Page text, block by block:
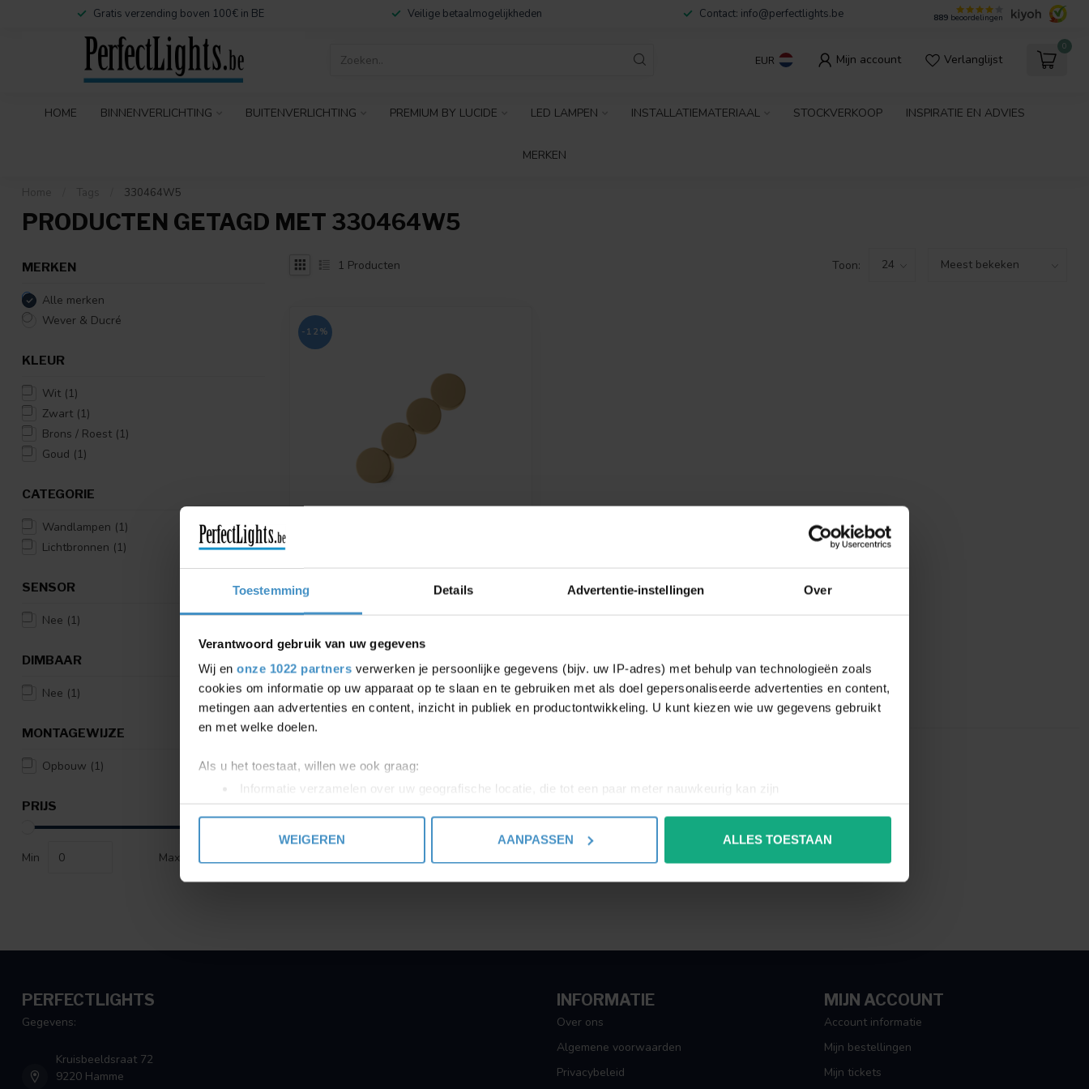
Toestemming Details Advertentie-instellingen Over
Verantwoord gebruik van uw gegevens
Wij en onze 1022 partners verwerken je persoonlijke gegevens (bijv. uw IP-adres) met behulp van technologieën zoals
cookies om informatie op uw apparaat op te slaan en te gebruiken met als doel gepersonaliseerde advertenties en content,
metingen aan advertenties en content, inzicht in publiek en productontwikkeling. U kunt kiezen wie uw gegevens gebruikt
en met welke doelen.
Als u het toestaat, willen we ook graag:
Informatie verzamelen over uw geografische locatie, die tot een paar meter nauwkeurig kan zijn
Uw apparaat identificeren door het actief te scannen op specifieke eigenschappen (fingerprinting)
toestemming op elk moment wijzigen of intrekken in de Cookieverklaring.
verstrekt of die ze hebben verzameld op basis van uw gebruik van hun services.
WEIGEREN AANPASSEN ALLES TOESTAAN
Gratis verzending boven 100€ in BE Veilige betaalmogelijkheden Contact: info@perfectlights.be 889 beoordelingen
EUR Mijn account Verlanglijst
0
HOME BINNENVERLICHTING BUITENVERLICHTING PREMIUM BY LUCIDE LED LAMPEN INSTALLATIEMATERIAAL STOCKVERKOOP INSPIRATIE EN ADVIES
MERKEN
Home Tags 330464W5
PRODUCTEN GETAGD MET 330464W5
MERKEN
Alle merken
Wever & Ducré
KLEUR
Wit (1)
Zwart (1)
Brons / Roest (1)
Goud (1)
CATEGORIE
Wandlampen (1)
Lichtbronnen (1)
SENSOR
Nee (1)
DIMBAAR
Nee (1)
MONTAGEWIJZE
Opbouw (1)
PRIJS
Min Max
1 Producten Toon:
-12%
LED WANDSPOT DOT 4.0
Verkrijgbaar in Brons, Messing, Zwart of
Wit
Vergelijk
PERFECTLIGHTS
Gegevens:
Kruisbeeldsraat 72
9220 Hamme
INFORMATIE
Over ons
Algemene voorwaarden
Privacybeleid
MIJN ACCOUNT
Account informatie
Mijn bestellingen
Mijn tickets